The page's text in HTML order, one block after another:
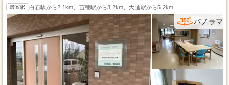
最寄駅 白石駅から2.1km、苗穂駅から3.2km、大通駅から5.2km
パノラマ